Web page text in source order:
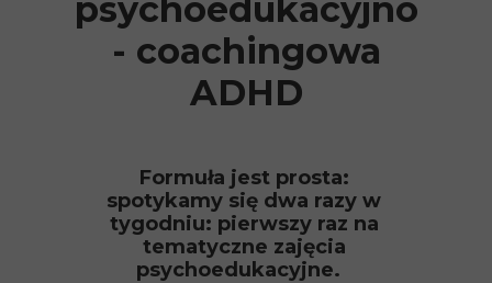
Formuła jest prosta:
spotykamy się dwa razy w
tygodniu: pierwszy raz na
tematyczne zajęcia
psychoedukacyjne.
psychoedukacyjno
- coachingowa
ADHD